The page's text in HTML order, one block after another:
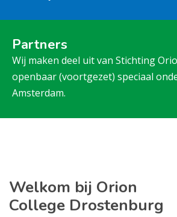
Partners
Wij maken deel uit van Stichting
openbaar (voortgezet) speciaal
Amsterdam.
Welkom bij Orion
College Drostenburg